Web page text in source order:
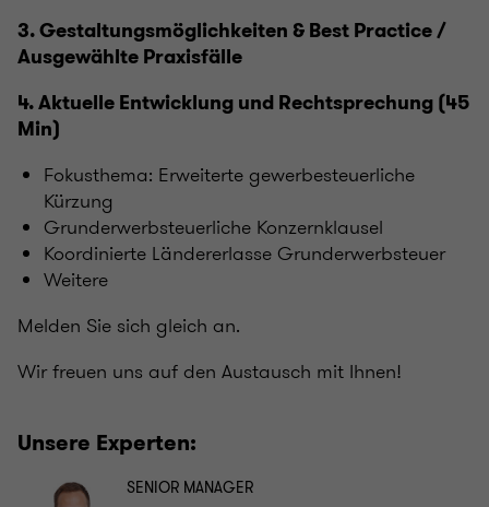
3. Gestaltungsmöglichkeiten & Best Practice /
Ausgewählte Praxisfälle
4. Aktuelle Entwicklung und Rechtsprechung (45
Min)
Fokusthema: Erweiterte gewerbesteuerliche
Kürzung
Grunderwerbsteuerliche Konzernklausel
Koordinierte Ländererlasse Grunderwerbsteuer
Weitere
Melden Sie sich gleich an.
Wir freuen uns auf den Austausch mit Ihnen!
Unsere Experten:
SENIOR MANAGER